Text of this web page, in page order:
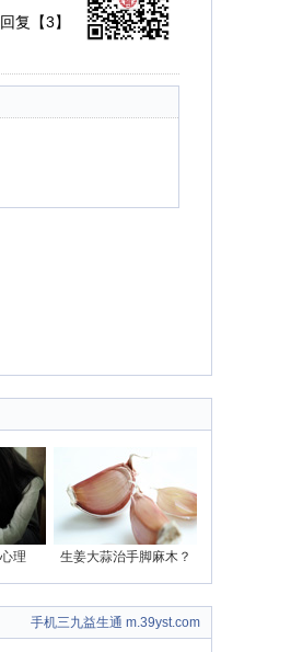
复【3】
理 生姜大蒜治手脚麻木？
手机三九益生通 m.39yst.com